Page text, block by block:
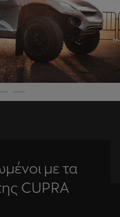
με τα
CUPRA